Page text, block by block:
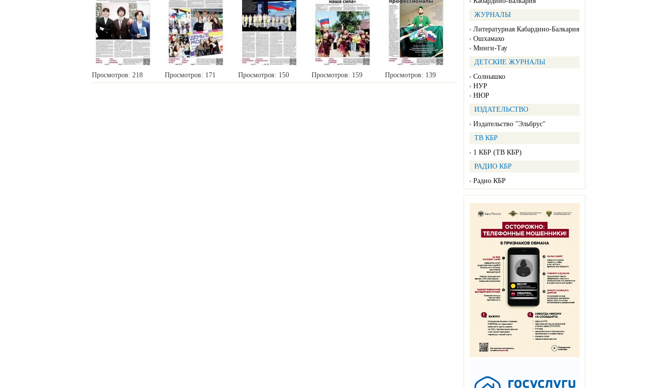
ЖУРНАЛЫ
Литературная Кабардино-Балкария
Ошхамахо
Минги-Тау
ДЕТСКИЕ ЖУРНАЛЫ
Солнышко
НУР
НЮР
ИЗДАТЕЛЬСТВО
Издательство "Эльбрус"
ТВ КБР
1 КБР (ТВ КБР)
РАДИО КБР
Радио КБР
Просмотров: 218 Просмотров: 171 Просмотров: 150 Просмотров: 159 Просмотров: 139